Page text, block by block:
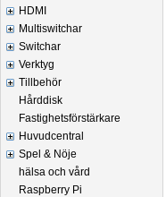
HDMI
Multiswitchar
Switchar
Verktyg
Tillbehör
Hårddisk
Fastighetsförstärkare
Huvudcentral
Spel & Nöje
hälsa och vård
Raspberry Pi